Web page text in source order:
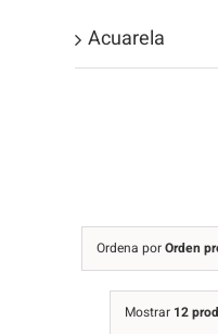
Ordena porOrden
Mostrar 12
Acuarela